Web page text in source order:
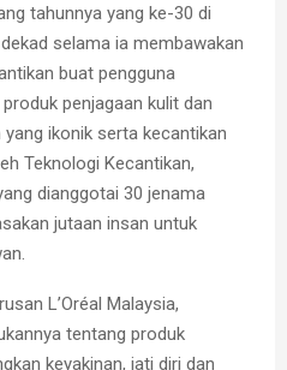
tahunnya yang ke-30 di
selama ia membawakan
buat pengguna
penjagaan kulit dan
ikonik serta kecantikan
Teknologi Kecantikan,
dianggotai 30 jenama
jutaan insan untuk
L’Oréal Malaysia,
tentang produk
keyakinan, jati diri dan